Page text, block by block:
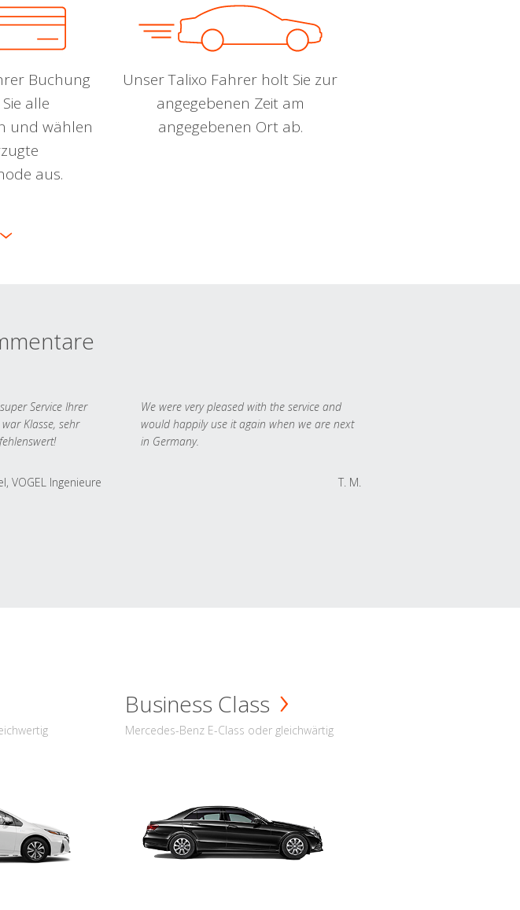
Buchung
alle
und wählen
aus.
Unser Talixo Fahrer holt Sie zur
angegebenen Zeit am
angegebenen Ort ab.
Service Ihrer
Klasse, sehr
VOGEL Ingenieure
We were very pleased with the service and
would happily use it again when we are next
in Germany.
T. M.
Business Class
Mercedes-Benz E-Class oder gleichwärtig